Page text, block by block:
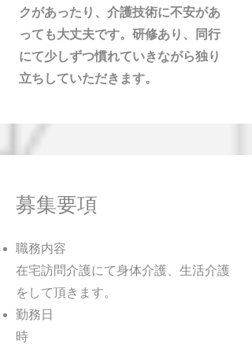
クがあったり、介護技術に不安があ
っても大丈夫です。研修あり、同行
にて少しずつ慣れていきながら独り
立ちしていただきます。
募集要項
職務内容
在宅訪問介護にて身体介護、生活介護
をして頂きます。
勤務日
時